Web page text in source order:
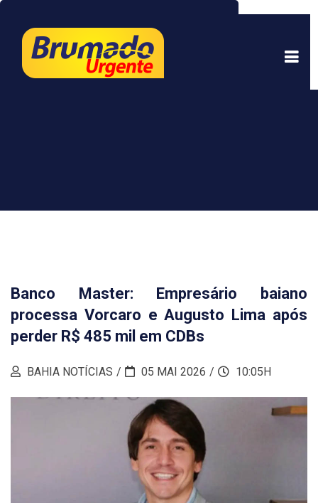
experiência. Ao continuar a navegar, você está
de acordo com isso.Saber mais.
Banco Master: Empresário baiano
processa Vorcaro e Augusto Lima após
perder R$ 485 mil em CDBs
BAHIA NOTÍCIAS 05 MAI 2026 10:05H